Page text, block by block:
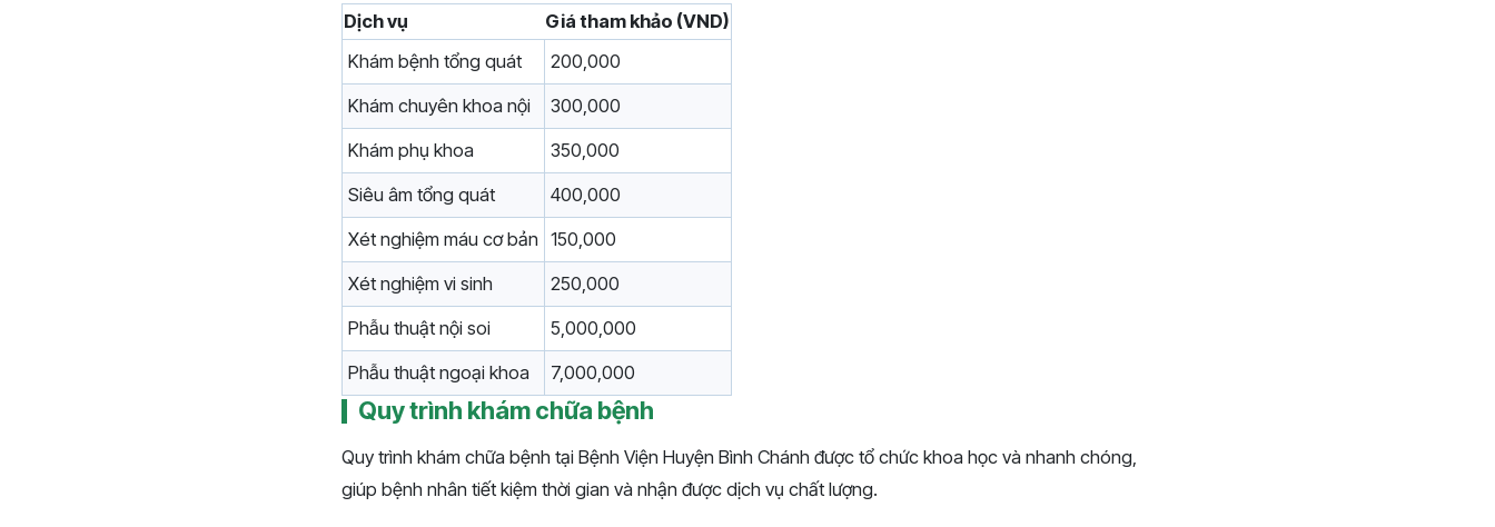
Dịch vụ
Giá tham khảo (VND)
Khám bệnh tổng quát
200,000
Khám chuyên khoa nội
300,000
Khám phụ khoa
350,000
Siêu âm tổng quát
400,000
Xét nghiệm máu cơ bản 150,000
Xét nghiệm vi sinh
250,000
Phẫu thuật nội soi
5,000,000
Phẫu thuật ngoại khoa
7,000,000
Quy trình khám chữa bệnh
Quy trình khám chữa bệnh tại Bệnh Viện Huyện Bình Chánh được tổ chức khoa học và nhanh chóng,
giúp bệnh nhân tiết kiệm thời gian và nhận được dịch vụ chất lượng.